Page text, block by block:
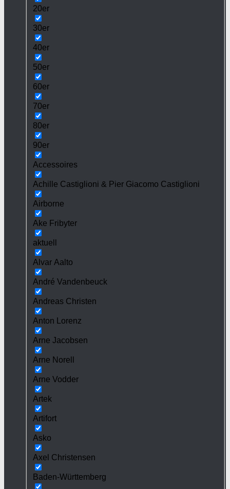
20er
30er
40er
50er
60er
70er
80er
90er
Accessoires
Achille Castiglioni & Pier Giacomo Castiglioni
Airborne
Ake Fribyter
aktuell
Alvar Aalto
André Vandenbeuck
Andreas Christen
Anton Lorenz
Arne Jacobsen
Arne Norell
Arne Vodder
Artek
Artifort
Asko
Axel Christensen
Baden-Württemberg